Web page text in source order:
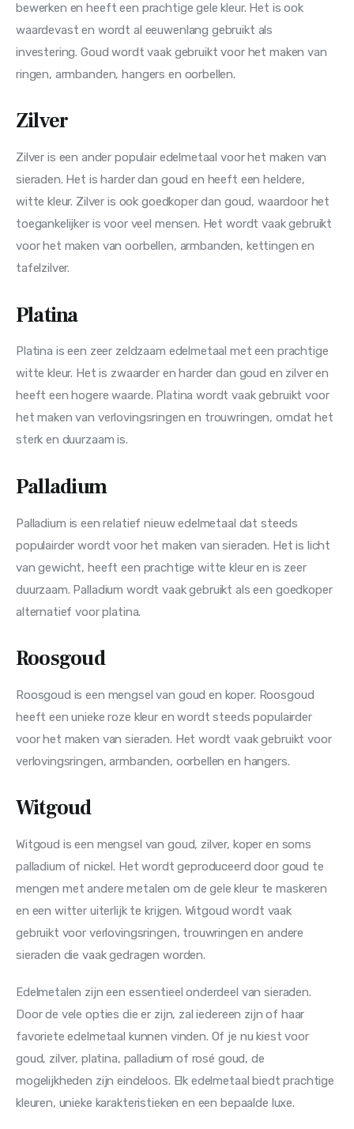
bewerken en heeft een prachtige gele kleur. Het is ook
waardevast en wordt al eeuwenlang gebruikt als
investering. Goud wordt vaak gebruikt voor het maken van
ringen, armbanden, hangers en oorbellen.
Zilver
Zilver is een ander populair edelmetaal voor het maken van
sieraden. Het is harder dan goud en heeft een heldere,
witte kleur. Zilver is ook goedkoper dan goud, waardoor het
toegankelijker is voor veel mensen. Het wordt vaak gebruikt
voor het maken van oorbellen, armbanden, kettingen en
tafelzilver.
Platina
Platina is een zeer zeldzaam edelmetaal met een prachtige
witte kleur. Het is zwaarder en harder dan goud en zilver en
heeft een hogere waarde. Platina wordt vaak gebruikt voor
het maken van verlovingsringen en trouwringen, omdat het
sterk en duurzaam is.
Palladium
Palladium is een relatief nieuw edelmetaal dat steeds
populairder wordt voor het maken van sieraden. Het is licht
van gewicht, heeft een prachtige witte kleur en is zeer
duurzaam. Palladium wordt vaak gebruikt als een goedkoper
alternatief voor platina.
Roosgoud
Roosgoud is een mengsel van goud en koper. Roosgoud
heeft een unieke roze kleur en wordt steeds populairder
voor het maken van sieraden. Het wordt vaak gebruikt voor
verlovingsringen, armbanden, oorbellen en hangers.
Witgoud
Witgoud is een mengsel van goud, zilver, koper en soms
palladium of nickel. Het wordt geproduceerd door goud te
mengen met andere metalen om de gele kleur te maskeren
en een witter uiterlijk te krijgen. Witgoud wordt vaak
gebruikt voor verlovingsringen, trouwringen en andere
sieraden die vaak gedragen worden.
Edelmetalen zijn een essentieel onderdeel van sieraden.
Door de vele opties die er zijn, zal iedereen zijn of haar
favoriete edelmetaal kunnen vinden. Of je nu kiest voor
goud, zilver, platina, palladium of rosé goud, de
mogelijkheden zijn eindeloos. Elk edelmetaal biedt prachtige
kleuren, unieke karakteristieken en een bepaalde luxe.